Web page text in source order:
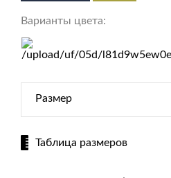
Варианты цвета:
Размер
Таблица размеров